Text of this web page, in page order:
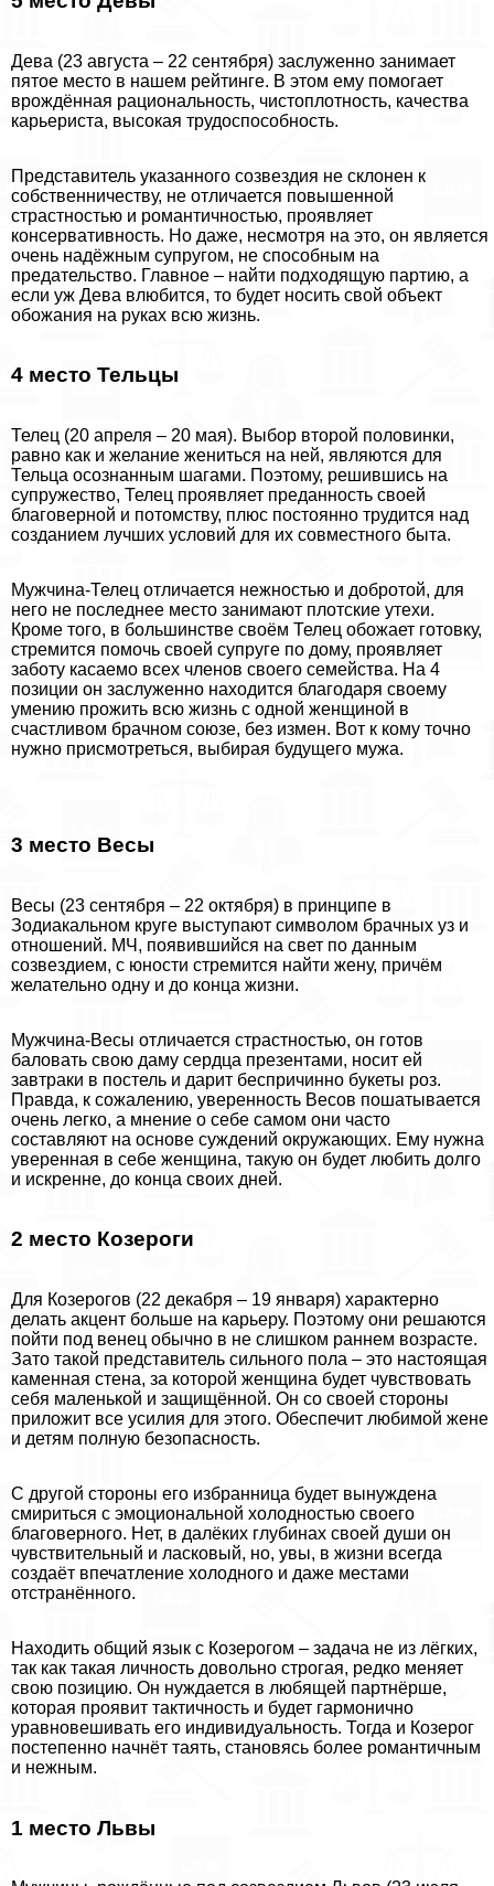
Дева (23 августа – 22 сентября) заслуженно занимает
пятое место в нашем рейтинге. В этом ему помогает
врождённая рациональность, чистоплотность, качества
карьериста, высокая трудоспособность.
Представитель указанного созвездия не склонен к
собственничеству, не отличается повышенной
страстностью и романтичностью, проявляет
консервативность. Но даже, несмотря на это, он является
очень надёжным супругом, не способным на
предательство. Главное – найти подходящую партию, а
если уж Дева влюбится, то будет носить свой объект
обожания на руках всю жизнь.
4 место Тельцы
Телец (20 апреля – 20 мая). Выбор второй половинки,
равно как и желание жениться на ней, являются для
Тельца осознанным шагами. Поэтому, решившись на
супружество, Телец проявляет преданность своей
благоверной и потомству, плюс постоянно трудится над
созданием лучших условий для их совместного быта.
Мужчина-Телец отличается нежностью и добротой, для
него не последнее место занимают плотские утехи.
Кроме того, в большинстве своём Телец обожает готовку,
стремится помочь своей супруге по дому, проявляет
заботу касаемо всех члeнов своего семейства. На 4
позиции он заслуженно находится благодаря своему
умению прожить всю жизнь с одной женщиной в
счастливом брачном союзе, без измен. Вот к кому точно
нужно присмотреться, выбирая будущего мужа.
3 место Весы
Весы (23 сентября – 22 октября) в принципе в
Зодиакальном круге выступают символом брачных уз и
отношений. МЧ, появившийся на свет по данным
созвездием, с юности стремится найти жену, причём
желательно одну и до конца жизни.
Мужчина-Весы отличается страстностью, он готов
баловать свою даму сердца презентами, носит ей
завтpaки в постель и дарит беспричинно букеты роз.
Правда, к сожалению, уверенность Весов пошатывается
очень легко, а мнение о себе самом они часто
составляют на основе суждений окружающих. Ему нужна
уверенная в себе женщина, такую он будет любить долго
и искренне, до конца своих дней.
2 место Козероги
Для Козерогов (22 декабря – 19 января) хаpaктерно
делать акцент больше на карьеру. Поэтому они решаются
пойти под венец обычно в не слишком раннем возрасте.
Зато такой представитель сильного пола – это настоящая
каменная стена, за которой женщина будет чувствовать
себя маленькой и защищённой. Он со своей стороны
приложит все усилия для этого. Обеспечит любимой жене
и детям полную безопасность.
С другой стороны его избранница будет вынуждена
смириться с эмоциональной холодностью своего
благоверного. Нет, в далёких глубинах своей души он
чувствительный и ласковый, но, увы, в жизни всегда
создаёт впечатление холодного и даже местами
отстранённого.
Находить общий язык с Козерогом – задача не из лёгких,
так как такая личность довольно строгая, редко меняет
свою позицию. Он нуждается в любящей партнёрше,
которая проявит тактичность и будет гармонично
уравновешивать его индивидуальность. Тогда и Козерог
постепенно начнёт таять, становясь более романтичным
и нежным.
1 место Львы